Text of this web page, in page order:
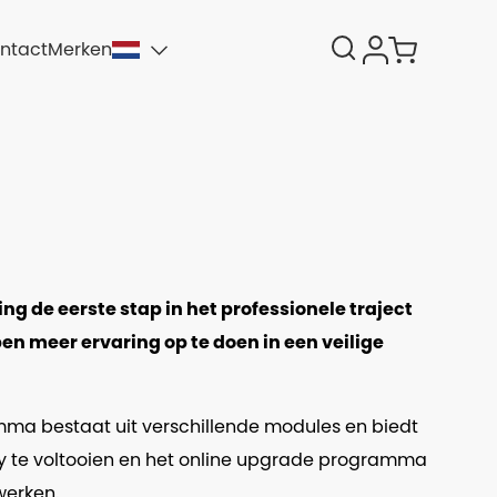
Merken
de eerste stap in het professionele traject
meer ervaring op te doen in een veilige
bestaat uit verschillende modules en biedt
te voltooien en het online upgrade programma